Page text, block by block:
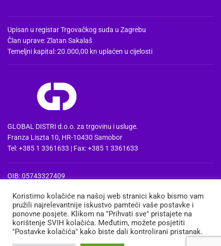
Upisan u registar Trgovačkog suda u Zagrebu
Član uprave: Zlatan Sakalaš
Temeljni kapital: 20.000,00 kn uplaćen u cijelosti
GLOBAL DISTRI d.o.o. za trgovinu i usluge.
Franza Liszta 10, HR-10430 Samobor
Tel: +385 1 3361633 | Fax: +385 1 3361633
OIB: 05743327409
PDV Id: HR05743327409
IBAN: HR3724020061100668741
Erste&Steiermaerkische bank d.d. Zagreb
Koristimo kolačiće na našoj web stranici kako bismo vam
pružili najrelevantnije iskustvo pamteći vaše postavke i
ponovne posjete. Klikom na "Prihvati sve" pristajete na
korištenje SVIH kolačića. Međutim, možete posjetiti
"Postavke kolačića" kako biste dali kontrolirani pristanak.